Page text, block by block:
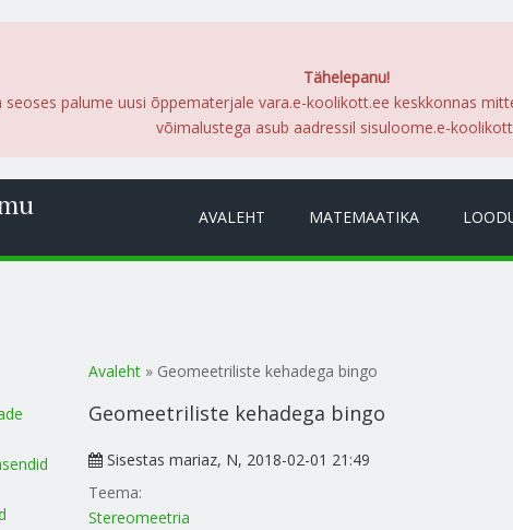
Tähelepanu!
palume uusi õppematerjale vara.e-koolikott.ee keskkonnas
võimalustega asub aadressil sisuloome.e-
AVALEHT MATEMAATIKA
Sa oled siin
Avaleht » Geomeetriliste kehadega bingo
Geomeetriliste kehadega bingo
Sisestasmariaz, N, 2018-02-01 21:49
Teema:
Stereomeetria